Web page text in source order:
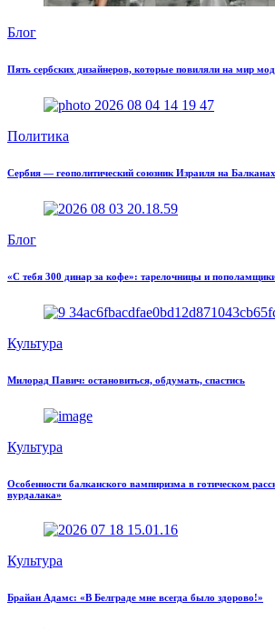
Блог
Пять сербских дизайнеров, которые повиляли на мир
Политика
Сербия — геополитический союзник Израиля на Балканах
Блог
«С тебя 300 динар за кофе»: тарелочницы и
Культура
Милорад Павич: остановиться, обдумать, спастись
Культура
Особенности балканского вампиризма в готическом
вурдалака»
Культура
Брайан Адамс: «В Белграде мне всегда было здорово!»